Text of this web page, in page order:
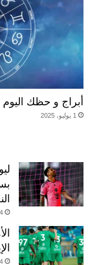
أبراج و حظك اليوم الاربعاء
1 يوليو، 2025
24
24